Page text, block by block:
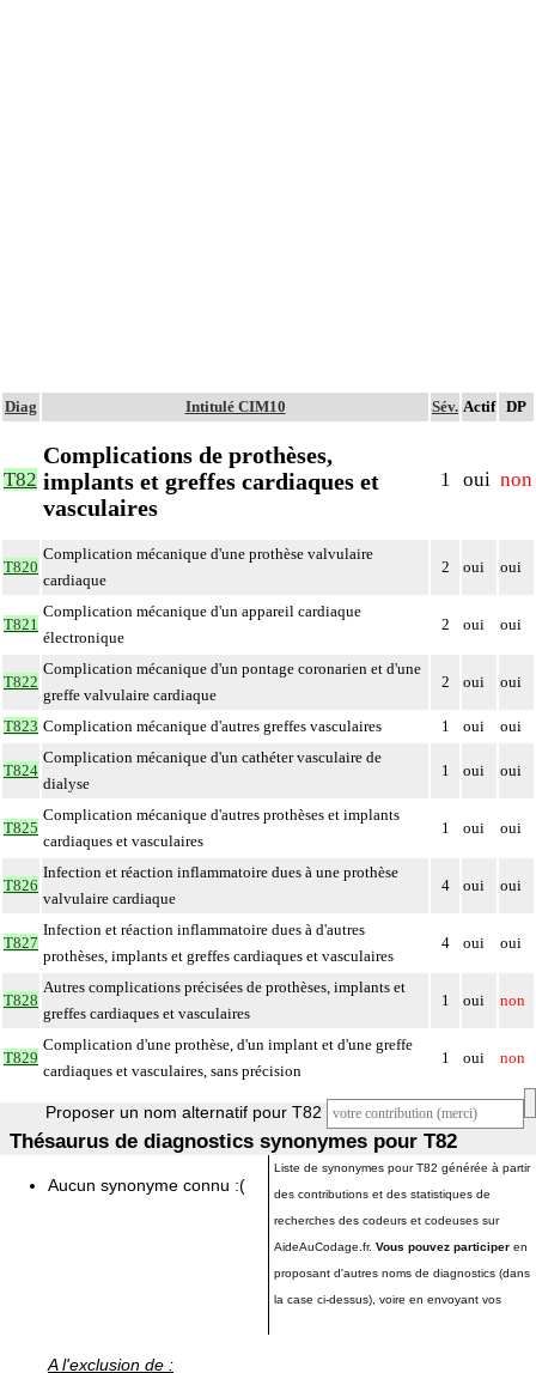
Diag Intitulé CIM10 Sév. Actif DP
T82
Complications de prothèses,
implants et greffes cardiaques et
vasculaires
1 oui non
T820
Complication mécanique d'une prothèse valvulaire
cardiaque
2 oui oui
T821
Complication mécanique d'un appareil cardiaque
électronique
2 oui oui
T822
Complication mécanique d'un pontage coronarien et d'une
greffe valvulaire cardiaque
2 oui oui
T823 Complication mécanique d'autres greffes vasculaires 1 oui oui
T824
Complication mécanique d'un cathéter vasculaire de
dialyse
1 oui oui
T825
Complication mécanique d'autres prothèses et implants
cardiaques et vasculaires
1 oui oui
T826
Infection et réaction inflammatoire dues à une prothèse
valvulaire cardiaque
4 oui oui
T827
Infection et réaction inflammatoire dues à d'autres
prothèses, implants et greffes cardiaques et vasculaires
4 oui oui
T828
Autres complications précisées de prothèses, implants et
greffes cardiaques et vasculaires
1 oui non
T829
Complication d'une prothèse, d'un implant et d'une greffe
cardiaques et vasculaires, sans précision
1 oui non
Proposer un nom alternatif pour T82
Thésaurus de diagnostics synonymes pour T82
Aucun synonyme connu :(
Liste de synonymes pour T82 générée à partir
des contributions et des statistiques de
recherches des codeurs et codeuses sur
AideAuCodage.fr. Vous pouvez participer en
proposant d'autres noms de diagnostics (dans
la case ci-dessus), voire en envoyant vos
A l'exclusion de :